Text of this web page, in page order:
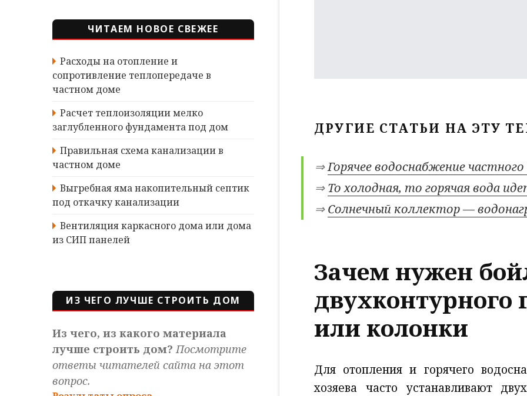
ЧИТАЕМ НОВОЕ СВЕЖЕЕ
Расходы на отопление и
сопротивление теплопередаче в
частном доме
Расчет теплоизоляции мелко
заглубленного фундамента под дом
Правильная схема канализации в
частном доме
Выгребная яма накопительный септик
под откачку канализации
Вентиляция каркасного дома или дома
из СИП панелей
ИЗ ЧЕГО ЛУЧШЕ СТРОИТЬ ДОМ
Из чего, из какого материала
лучше строить дом?Посмотрите
ответы читателей сайта на этот
вопрос.
ДРУГИЕ СТАТЬИ НА ЭТУ
⇒Горячее водоснабжение
⇒То холодная, то горячая вода
⇒Солнечный коллектор —
Зачем нужен
двухконтурного
или колонки
Для отопления и горячего
хозяева часто устанавливают